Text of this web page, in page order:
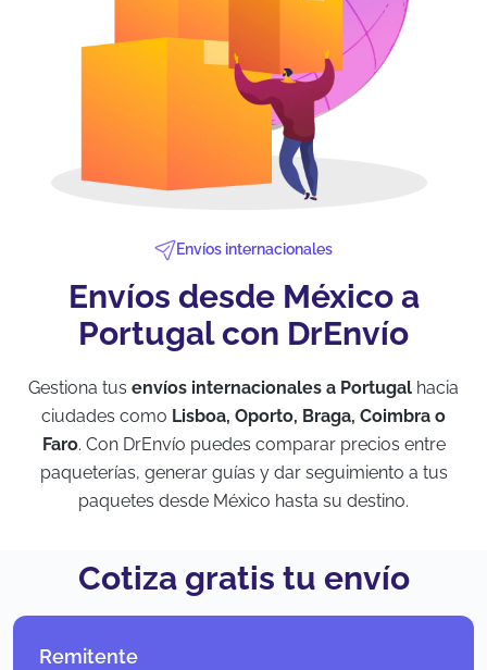
Envíos internacionales
Envíos desde México a
Portugal con DrEnvío
Gestiona tus envíos internacionales a Portugal hacia
ciudades como Lisboa, Oporto, Braga, Coimbra o
Faro. Con DrEnvío puedes comparar precios entre
paqueterías, generar guías y dar seguimiento a tus
paquetes desde México hasta su destino.
Cotiza gratis tu envío
Remitente